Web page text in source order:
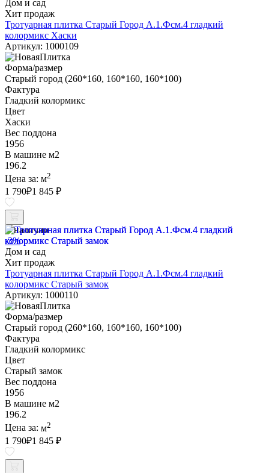
Дом и сад
Хит продаж
Тротуарная плитка Старый Город А.1.Фсм.4 гладкий
колормикс Хаски
Артикул: 1000109
Форма/размер
Старый город (260*160, 160*160, 160*100)
Фактура
Гладкий колормикс
Цвет
Хаски
Вес поддона
1956
В машине м2
196.2
Цена за: м2
1 790₽1 845 ₽
В наличии
-3%
Дом и сад
Хит продаж
Тротуарная плитка Старый Город А.1.Фсм.4 гладкий
колормикс Старый замок
Артикул: 1000110
Форма/размер
Старый город (260*160, 160*160, 160*100)
Фактура
Гладкий колормикс
Цвет
Старый замок
Вес поддона
1956
В машине м2
196.2
Цена за: м2
1 790₽1 845 ₽